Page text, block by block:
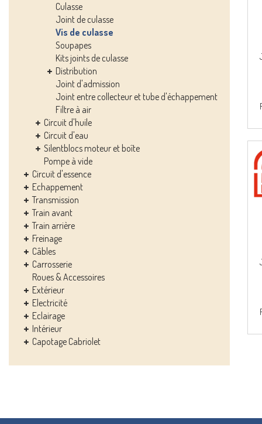
Culasse
Joint de culasse
Vis de culasse
Soupapes
Kits joints de culasse
Distribution
Joint d'admission
Joint entre collecteur et tube d'échappement
Filtre à air
Circuit d'huile
Circuit d'eau
Silentblocs moteur et boîte
Pompe à vide
Circuit d'essence
Echappement
Transmission
Train avant
Train arrière
Freinage
Câbles
Carrosserie
Roues & Accessoires
Extérieur
Electricité
Eclairage
Intérieur
Capotage Cabriolet